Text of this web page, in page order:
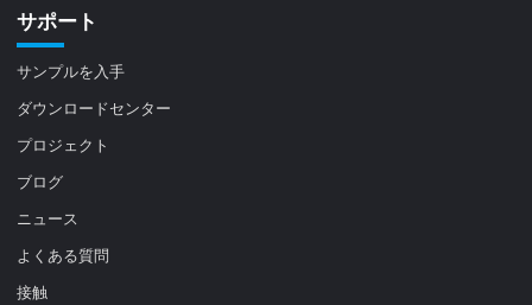
サポート
サンプルを入手
ダウンロードセンター
プロジェクト
ブログ
ニュース
よくある質問
接触